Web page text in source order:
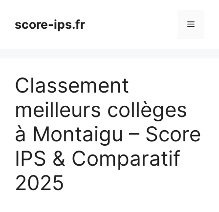
contenuscore-ips.fr Menu
Classement
meilleurs collèges
à Montaigu – Score
IPS & Comparatif
2025